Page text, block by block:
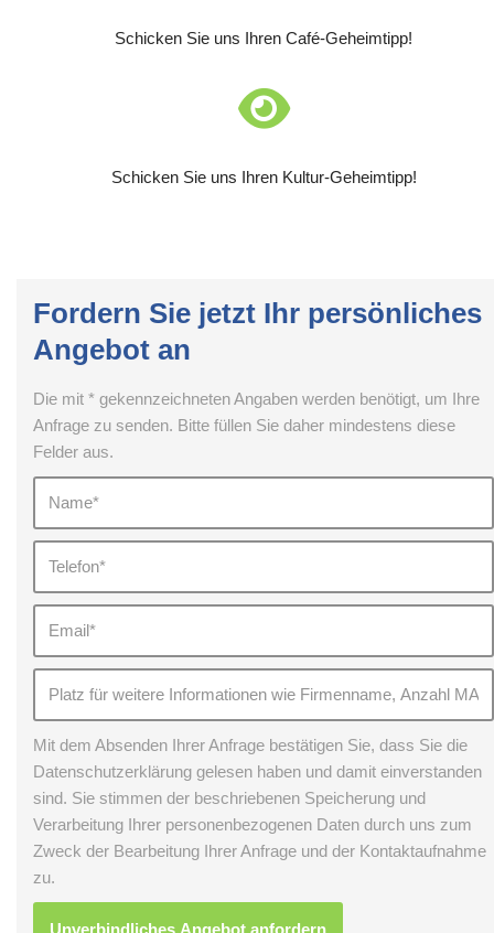
Schicken Sie uns Ihren Café-Geheimtipp!
Schicken Sie uns Ihren Kultur-Geheimtipp!
Fordern Sie jetzt Ihr persönliches
Angebot an
Die mit * gekennzeichneten Angaben werden benötigt, um Ihre
Anfrage zu senden. Bitte füllen Sie daher mindestens diese
Felder aus.
Mit dem Absenden Ihrer Anfrage bestätigen Sie, dass Sie die
Datenschutzerklärung gelesen haben und damit einverstanden
sind. Sie stimmen der beschriebenen Speicherung und
Verarbeitung Ihrer personenbezogenen Daten durch uns zum
Zweck der Bearbeitung Ihrer Anfrage und der Kontaktaufnahme
zu.